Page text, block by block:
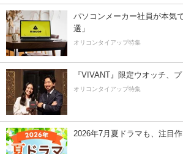
パソコンメーカー社員が本気
選」
オリコンタイアップ特集
『VIVANT』限定ウオッチ、
オリコンタイアップ特集
2026年7月夏ドラマも、注目